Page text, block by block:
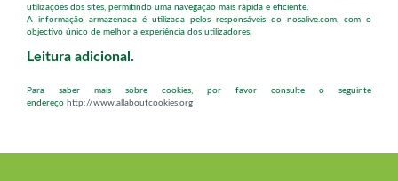
utilizações dos sites, permitindo uma navegação mais rápida e eficiente.
A informação armazenada é utilizada pelos responsáveis do nosalive.com, com o
objectivo único de melhor a experiência dos utilizadores.
Leitura adicional.
Para saber mais sobre cookies, por favor consulte o seguinte
endereço http://www.allaboutcookies.org